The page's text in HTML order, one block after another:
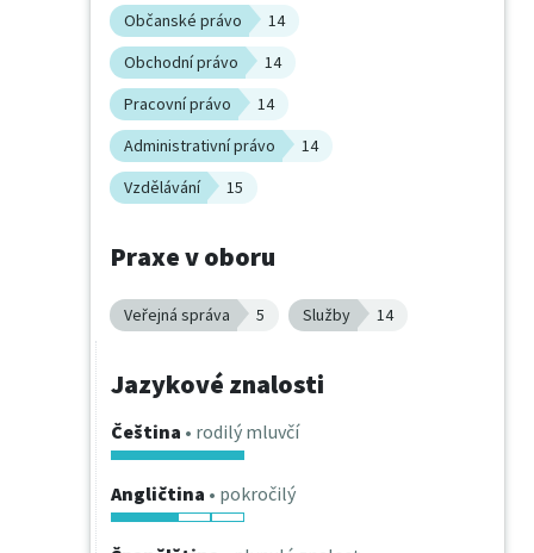
Občanské právo
14
Obchodní právo
14
Pracovní právo
14
Administrativní právo
14
Vzdělávání
15
Praxe v oboru
Veřejná správa 5 Služby 14
Jazykové znalosti
Čeština • rodilý mluvčí
Angličtina • pokročilý